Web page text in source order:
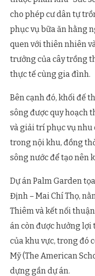
cho phép cư dân tự
phục vụ bữa ăn hằng
quen với thiên nhiên
trưởng của cây trồng
thực tế cùng gia đình.
Bên cạnh đó, khối đế
sông được quy hoạch
và giải trí phục vụ nhu
trong nội khu, đồng
sông nước để tạo nên
Dự án Palm Garden
Định – Mai Chí Thọ,
Thiêm và kết nối
án còn được hưởng
của khu vực, trong đó
Mỹ (The American
dựng gần dự án.